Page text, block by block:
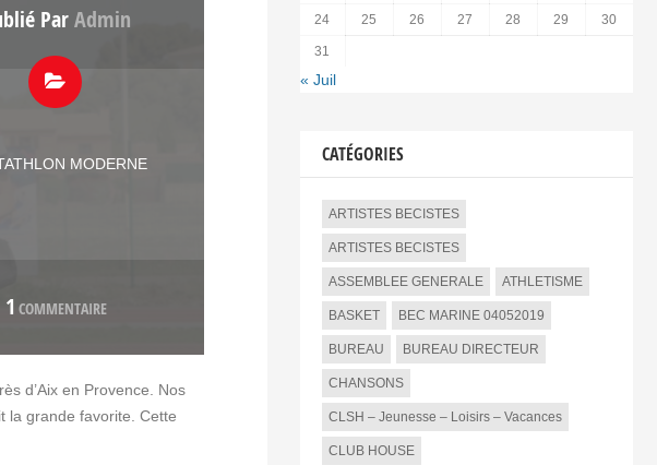
ParAdmin
MODERNE
1 COMMENTAIRE
d’Aix en Provence. Nos
la grande favorite. Cette
24 25 26 27 28 29 30
31
« Juil
CATÉGORIES
ARTISTES BECISTES
ARTISTES BECISTES
ASSEMBLEE GENERALE ATHLETISME
BASKET BEC MARINE 04052019
BUREAU BUREAU DIRECTEUR
CHANSONS
CLSH – Jeunesse – Loisirs – Vacances
CLUB HOUSE